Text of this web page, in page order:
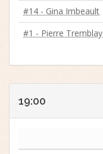
#14 - Gina Imbeault
#1 - Pierre Tremblay
19:00